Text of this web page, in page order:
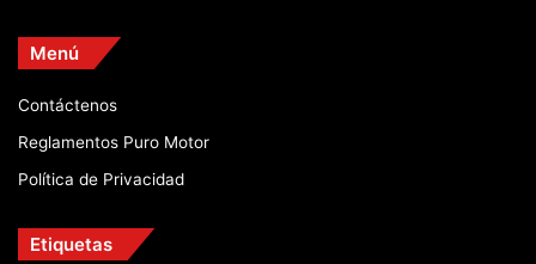
Menú
Contáctenos
Reglamentos Puro Motor
Política de Privacidad
Etiquetas